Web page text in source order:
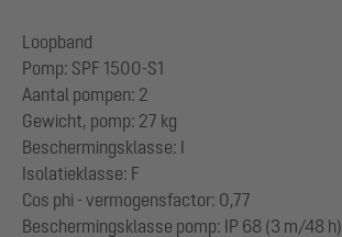
Loopband
Pomp: SPF 1500-S1
Aantal pompen: 2
Gewicht, pomp: 27 kg
Beschermingsklasse: I
Isolatieklasse: F
Cos phi - vermogensfactor: 0,77
Beschermingsklasse pomp: IP 68 (3 m/48 h)